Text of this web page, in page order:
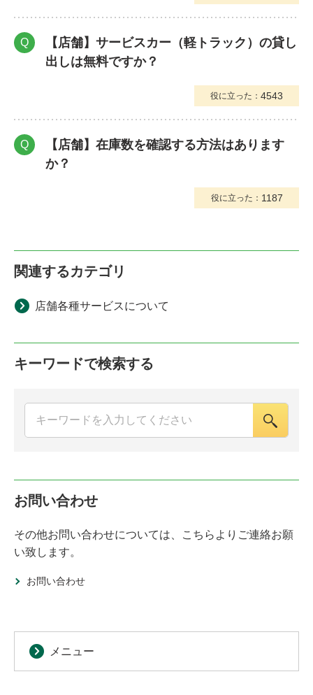
Q
【店舗】サービスカー（軽トラック）の貸し
出しは無料ですか？
役に立った： 4543
Q
【店舗】在庫数を確認する方法はあります
か？
役に立った： 1187
関連するカテゴリ
店舗各種サービスについて
キーワードで検索する
お問い合わせ
その他お問い合わせについては、こちらよりご連絡お願
い致します。
お問い合わせ
メニュー